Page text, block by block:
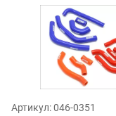
Артикул:046-0351